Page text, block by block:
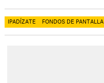
IPADÍZATE FONDOS DE PANTALLA